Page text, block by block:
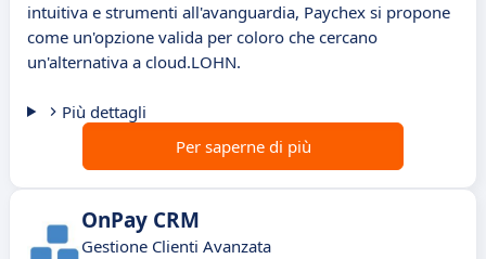
intuitiva e strumenti all'avanguardia, Paychex si propone
come un'opzione valida per coloro che cercano
un'alternativa a cloud.LOHN.
Più dettagli
Per saperne di più
OnPay CRM
Gestione Clienti Avanzata